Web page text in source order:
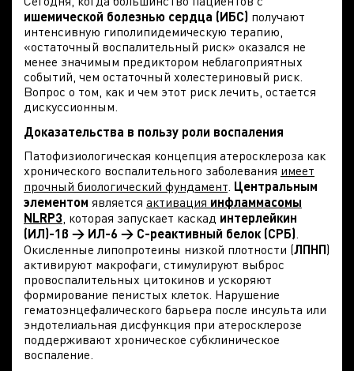
ишемической болезнью сердца (ИБС) получают
интенсивную гиполипидемическую терапию,
«остаточный воспалительный риск» оказался не
менее значимым предиктором неблагоприятных
событий, чем остаточный холестериновый риск.
Вопрос о том, как и чем этот риск лечить, остается
дискуссионным.
Доказательства в пользу роли воспаления
Патофизиологическая концепция атеросклероза как
хронического воспалительного заболевания имеет
прочный биологический фундамент. Центральным
элементом является активация инфламмасомы
NLRP3, которая запускает каскад интерлейкин
(ИЛ)-1β → ИЛ-6 → С-реактивный белок (СРБ).
Окисленные липопротеины низкой плотности (ЛПНП)
активируют макрофаги, стимулируют выброс
провоспалительных цитокинов и ускоряют
формирование пенистых клеток. Нарушение
гематоэнцефалического барьера после инсульта или
эндотелиальная дисфункция при атеросклерозе
поддерживают хроническое субклиническое
воспаление.